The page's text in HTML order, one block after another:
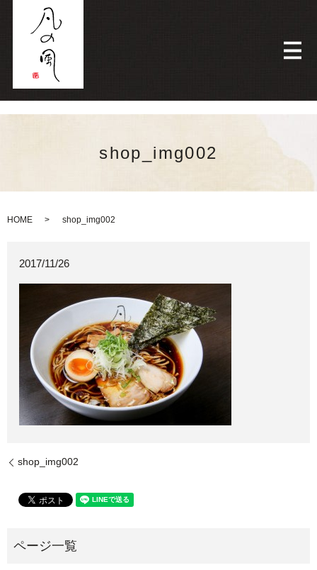
メ
shop_img002
HOME shop_img002
2017/11/26
shop_img002